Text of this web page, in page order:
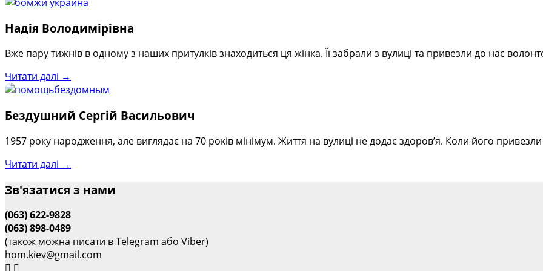
Надія Володимірівна
Вже пару тижнів в одному з наших притулків знаходиться ця жінка. Її забрали з вулиці та привезли до нас
Читати далі →
Бездушний Сергій Васильович
1957 року народження, але виглядає на 70 років мінімум. Життя на вулиці не додає здоров’я. Коли його
Читати далі →
Зв'язатися з нами
(063) 622-9828
(063) 898-0489
(також можна писати в Telegram або Viber)
hom.kiev@gmail.com